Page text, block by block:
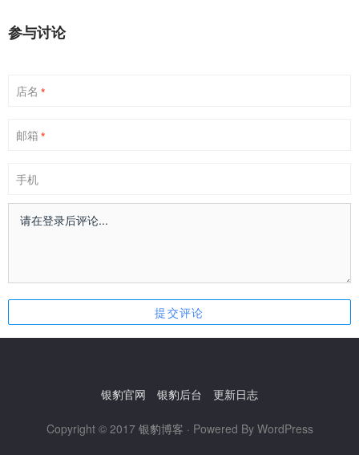
参与讨论
店名 *
邮箱 *
手机
银豹官网 银豹后台 更新日志
Copyright © 2017 银豹博客 · Powered By WordPress